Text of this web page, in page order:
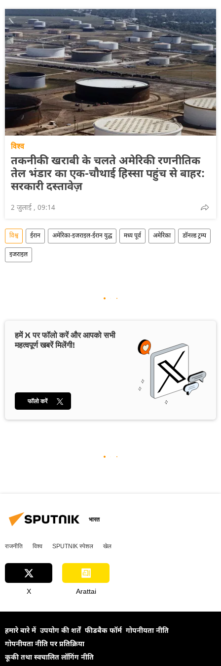
विश्व
तकनीकी खराबी के चलते अमेरिकी रणनीतिक
तेल भंडार का एक-चौथाई हिस्सा पहुंच से बाहर:
सरकारी दस्तावेज़
2 जुलाई , 09:14
विश्व ईरान अमेरिका-इजराइल-ईरान युद्ध मध्य पूर्व अमेरिका डॉनल्ड ट्रम्प
इजराइल
हमें X पर फॉलो करें और आपको सभी
महत्वपूर्ण खबरें मिलेंगी!
फॉलो करें
भारत
राजनीति विश्व SPUTNIK स्पेशल खेल
X Arattai
हमारे बारे में उपयोग की शर्तें फीडबैक फॉर्म गोपनीयता नीति
गोपनीयता नीति पर प्रतिक्रिया
कूकी तथा स्वचालित लॉगिंग नीति